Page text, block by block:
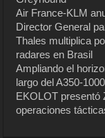
Air France-KLM
Director General
Thales multiplica
radares en Brasil
Ampliando el
largo del A350-
EKOLOT presentó
operaciones